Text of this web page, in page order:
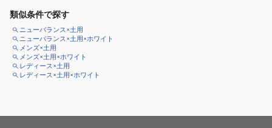
類似条件で探す
ニューバランス×土用
ニューバランス×土用×ホワイト
メンズ×土用
メンズ×土用×ホワイト
レディース×土用
レディース×土用×ホワイト